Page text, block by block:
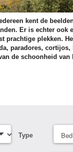
kent de
Er is echter ook
prachtige plekken.
paradores, cortijos,
de schoonheid
Type